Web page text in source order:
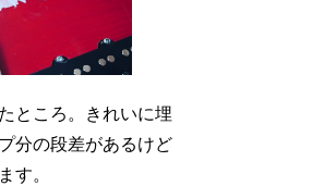
ところ。きれいに埋
分の段差があるけど
す。